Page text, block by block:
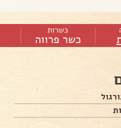
כשרות
כשר פרווה